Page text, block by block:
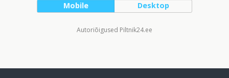
Mobile Desktop
Autoriõigused Piltnik24.ee